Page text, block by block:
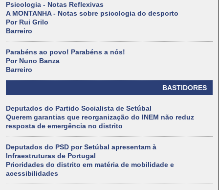
Psicologia - Notas Reflexivas
A MONTANHA - Notas sobre psicologia do desporto
Por Rui Grilo
Barreiro
Parabéns ao povo! Parabéns a nós!
Por Nuno Banza
Barreiro
BASTIDORES
Deputados do Partido Socialista de Setúbal
Querem garantias que reorganização do INEM não reduz
resposta de emergência no distrito
Deputados do PSD por Setúbal apresentam à
Infraestruturas de Portugal
Prioridades do distrito em matéria de mobilidade e
acessibilidades